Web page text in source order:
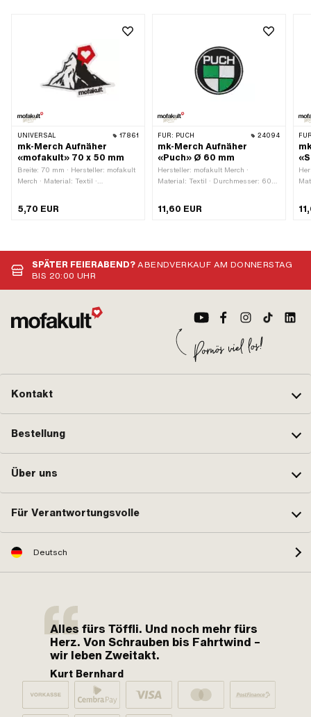
UNIVERSAL 17861
mk-Merch Aufnäher
«mofakult» 70 x 50 mm
Breite: 70 mm · Hersteller: mofakult
Merch · Material: Textil ·
mm · Umrandung: umlaufender
5,70 EUR
FÜR: PUCH 24094
mk-Merch Aufnäher
«Puch» Ø 60 mm
Hersteller: mofakult Merch ·
Material: Textil · Durchmesser: 60
Umrandung: umlaufender
11,60 EUR
SPÄTER FEIERABEND?ABENDVERKAUF AM DONNERSTAG
BIS 20:00 UHR
Kontakt
Bestellung
Über uns
Für Verantwortungsvolle
Deutsch
Alles fürs Töffli. Und noch mehr fürs
Herz. Von Schrauben bis Fahrtwind –
wir leben Zweitakt.
Kurt Bernhard